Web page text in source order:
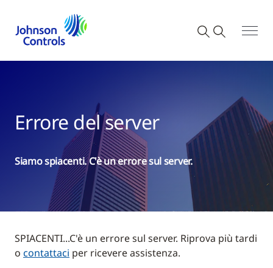
Errore del server
Siamo spiacenti. C'è un errore sul server.
SPIACENTI...C'è un errore sul server. Riprova più tardi
o contattaci per ricevere assistenza.